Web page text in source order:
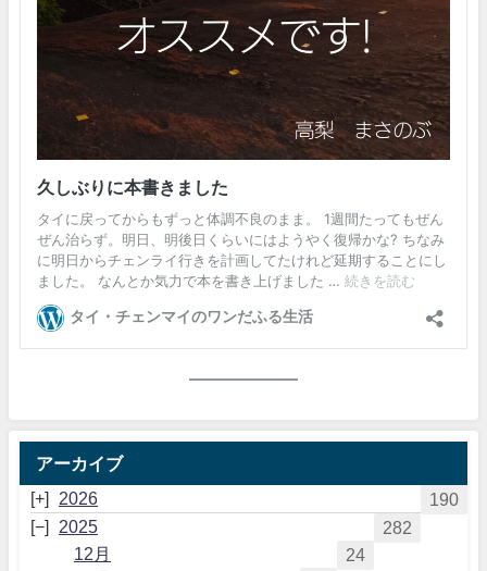
アーカイブ
2026
190
2025
282
12月
24